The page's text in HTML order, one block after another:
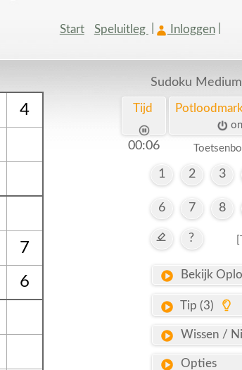
Start Speluitleg Inloggen
4
7
6
Sudoku Medium
Tijd
00:06
on
1 2 3
6 7 8
?
Bekijk
Tip (3)
Wissen /
Opties